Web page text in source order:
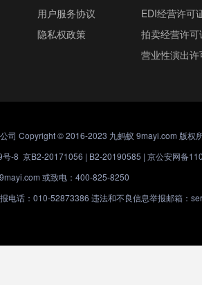
用户服务协议
隐私权政策
EDI经营许可
拍卖经营许可
营业性演出许
司 Copyright © 2016-2023 九蚂蚁 9mayi.com 版权
-8 京B2-20171056 | B2-20190585 | 京公安网备
或致电：400-825-8250
电话：010-52873386 违法和不良信息举报邮箱：